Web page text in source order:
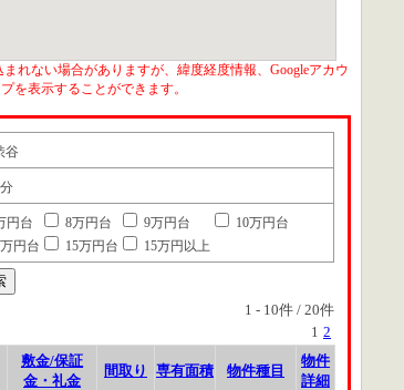
れない場合がありますが、緯度経度情報、Googleアカウ
を表示することができます。
谷
円台 8万円台 9万円台
10万円台
円台 15万円台 15万円以上
1 - 10件 / 20件
1 2
敷金/保証
金・礼金
間取り 専有面積 物件種目
物件
詳細